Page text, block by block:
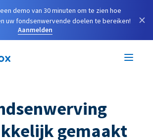
demo van 30 minuten om te zien hoe
uw fondsenwervende doelen te bereiken!
Aanmelden
×
gemaakt